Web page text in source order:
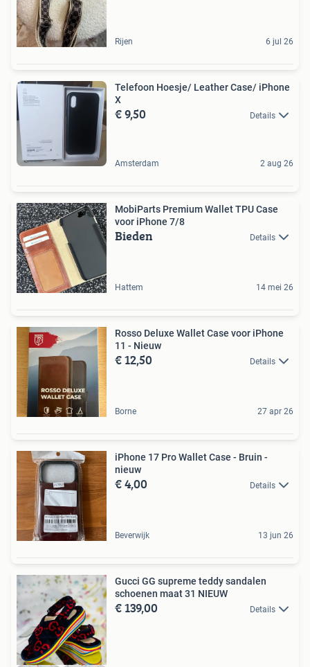
Rijen 6 jul 26
Telefoon Hoesje/ Leather Case/ iPhone
X
€ 9,50 Details
Amsterdam 2 aug 26
MobiParts Premium Wallet TPU Case
voor iPhone 7/8
Bieden Details
Hattem 14 mei 26
Rosso Deluxe Wallet Case voor iPhone
11 - Nieuw
€ 12,50 Details
Borne 27 apr 26
iPhone 17 Pro Wallet Case - Bruin -
nieuw
€ 4,00 Details
Beverwijk 13 jun 26
Gucci GG supreme teddy sandalen
schoenen maat 31 NIEUW
€ 139,00 Details